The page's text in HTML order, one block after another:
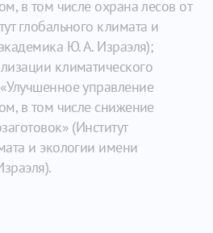
в том числе охрана лесов от
глобального климата и
Ю. А. Израэля);
климатического
управление
в том числе снижение
(Институт
и экологии имени